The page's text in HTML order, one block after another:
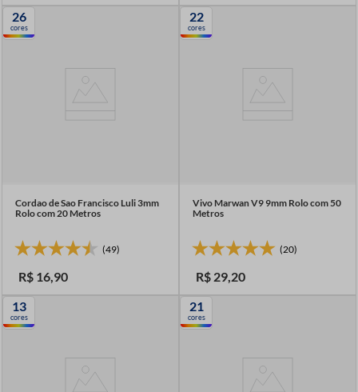
26
cores
Cordao de Sao Francisco Luli 3mm
Rolo com 20 Metros
(49)
R$ 16,90
22
cores
Vivo Marwan V9 9mm Rolo com 50
Metros
(20)
R$ 29,20
13
cores
21
cores